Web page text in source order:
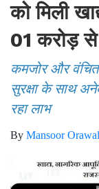
को मिली
01 करोड़
कमजोर और वंचित
सुरक्षा के साथ
रहा लाभ
By Mansoor